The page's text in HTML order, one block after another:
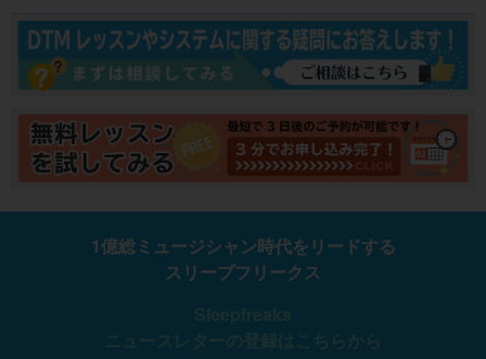
1億総ミュージシャン時代をリードする
スリープフリークス